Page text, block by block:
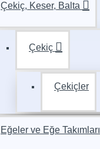
Çekiç, Keser, Balta
Çekiç
Çekiçler
Eğeler ve Eğe Takımları